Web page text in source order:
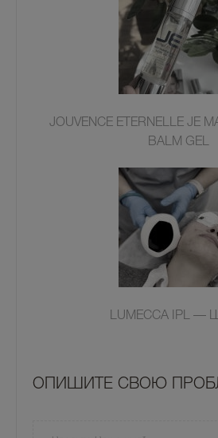
JOUVENCE ETERNELLE JE
BALM GEL
LUMECCA IPL —
OПИШИТЕ СВОЮ